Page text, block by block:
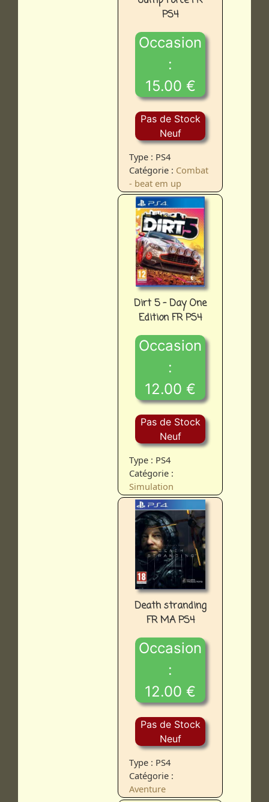
PS4
Occasion
:
15.00 €
Pas de Stock
Neuf
Type : PS4
Catégorie : Combat
- beat em up
Dirt 5 - Day One
Edition FR PS4
Occasion
:
12.00 €
Pas de Stock
Neuf
Type : PS4
Catégorie :
Simulation
Death stranding
FR MA PS4
Occasion
:
12.00 €
Pas de Stock
Neuf
Type : PS4
Catégorie :
Aventure